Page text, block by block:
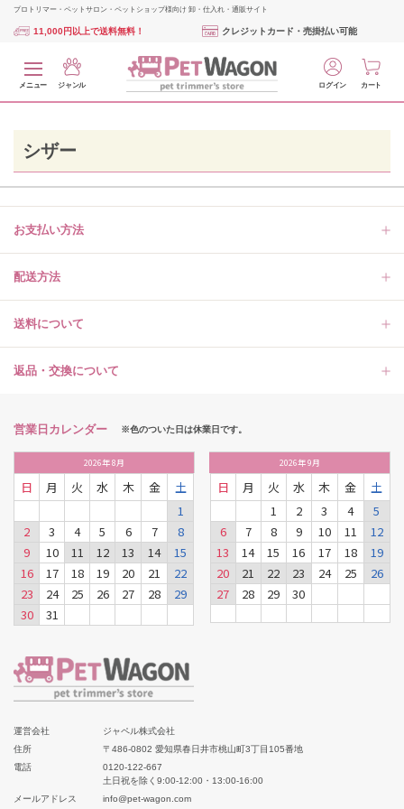
プロトリマー・ペットサロン・ペットショップ様向け 卸・仕入れ・通販サイト
11,000円以上で送料無料！ クレジットカード・売掛払い可能
メニュー ジャンル ログイン カート
シザー
お支払い方法
配送方法
送料について
返品・交換について
営業日カレンダー ※色のついた日は休業日です。
2026年8月
日 月 火 水 木 金
土
1
2
3 4 5 6 7
8
9
10 11 12 13 14
15
16
17 18 19 20 21
22
23
24 25 26 27 28
29
30
31
2026年9月
日 月 火 水 木 金
土
1
2 3 4
5
6
7 8 9 10 11
12
13
14 15 16 17 18
19
20
21 22 23 24 25
26
27
28 29 30
運営会社
ジャペル株式会社
住所
〒486-0802 愛知県春日井市桃山町3丁目105番地
電話
0120-122-667
土日祝を除く9:00-12:00・13:00-16:00
メールアドレス
info@pet-wagon.com